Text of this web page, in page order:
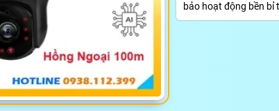
bảo hoạt động bền bỉ